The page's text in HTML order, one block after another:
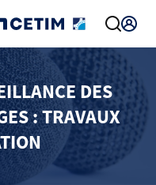
DES
: TRAVAUX